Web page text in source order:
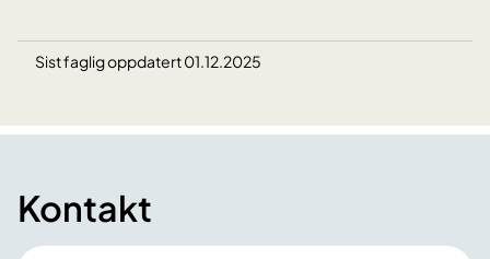
Sist faglig oppdatert 01.12.2025
Kontakt